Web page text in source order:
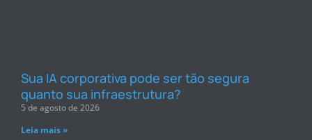
Sua IA corporativa pode ser tão segura
quanto sua infraestrutura?
5 de agosto de 2026
Leia mais »